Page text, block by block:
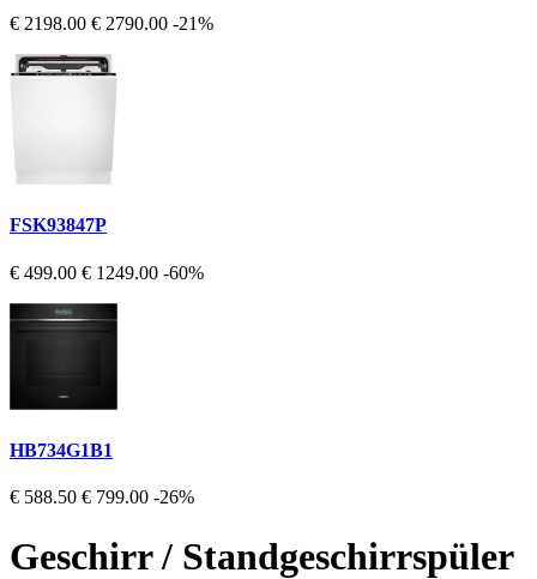
€ 2198.00 € 2790.00 -21%
FSK93847P
€ 499.00 € 1249.00 -60%
HB734G1B1
€ 588.50 € 799.00 -26%
Geschirr / Standgeschirrspüler